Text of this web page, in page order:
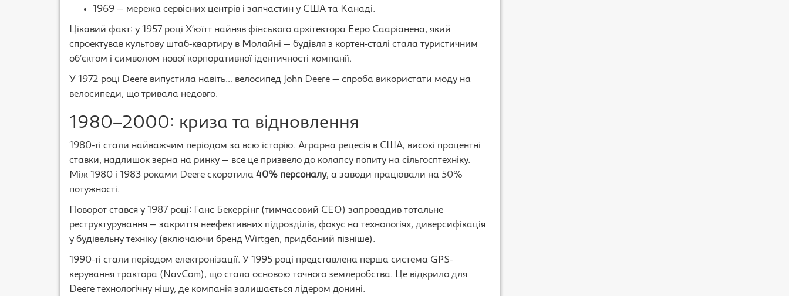
1969 — мережа сервісних центрів і запчастин у США та Канаді.
Цікавий факт: у 1957 році Х’юїтт найняв фінського архітектора Ееро Сааріанена, який
спроектував культову штаб-квартиру в Молайні — будівля з кортен-сталі стала туристичним
об’єктом і символом нової корпоративної ідентичності компанії.
У 1972 році Deere випустила навіть… велосипед John Deere — спроба використати моду на
велосипеди, що тривала недовго.
1980–2000: криза та відновлення
1980-ті стали найважчим періодом за всю історію. Аграрна рецесія в США, високі процентні
ставки, надлишок зерна на ринку — все це призвело до колапсу попиту на сільгосптехніку.
Між 1980 і 1983 роками Deere скоротила 40% персоналу, а заводи працювали на 50%
потужності.
Поворот стався у 1987 році: Ганс Бекеррінг (тимчасовий CEO) запровадив тотальне
реструктурування — закриття неефективних підрозділів, фокус на технологіях, диверсифікація
у будівельну техніку (включаючи бренд Wirtgen, придбаний пізніше).
1990-ті стали періодом електронізації. У 1995 році представлена перша система GPS-
керування трактора (NavCom), що стала основою точного землеробства. Це відкрило для
Deere технологічну нішу, де компанія залишається лідером донині.